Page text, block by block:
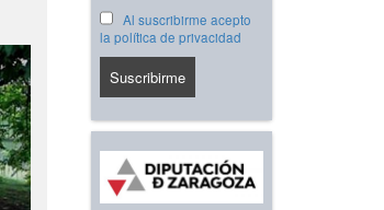
Al suscribirme acepto
la política de privacidad